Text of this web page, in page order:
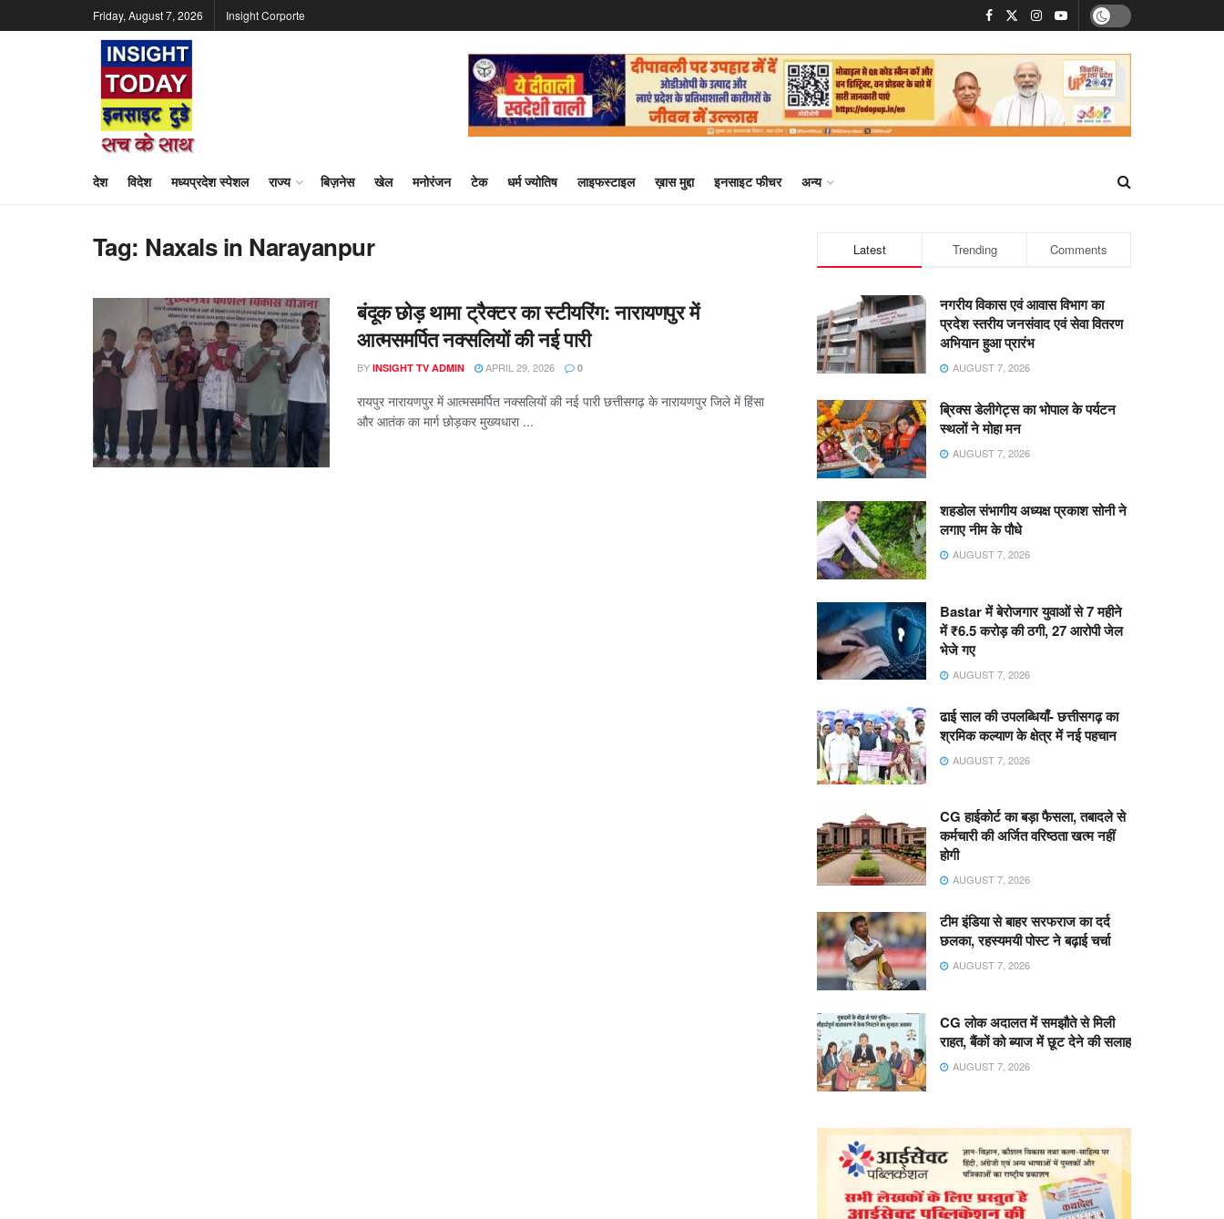
Friday, August 7, 2026 Insight Corporte
देश विदेश मध्यप्रदेश स्पेशल राज्य बिज़नेस खेल मनोरंजन टेक धर्म ज्योतिष लाइफस्टाइल ख़ास मुद्दा इनसाइट फीचर अन्य
Tag: Naxals in Narayanpur
बंदूक छोड़ थामा ट्रैक्टर का स्टीयरिंग: नारायणपुर में
आत्मसमर्पित नक्सलियों की नई पारी
BY INSIGHT TV ADMIN APRIL 29, 2026 0
​रायपुर नारायणपुर में आत्मसमर्पित नक्सलियों की नई पारी छत्तीसगढ़ के नारायणपुर जिले में हिंसा
और आतंक का मार्ग छोड़कर मुख्यधारा ...
Latest Trending Comments
नगरीय विकास एवं आवास विभाग का
प्रदेश स्तरीय जनसंवाद एवं सेवा वितरण
अभियान हुआ प्रारंभ
AUGUST 7, 2026
ब्रिक्स डेलीगेट्स का भोपाल के पर्यटन
स्थलों ने मोहा मन
AUGUST 7, 2026
शहडोल संभागीय अध्यक्ष प्रकाश सोनी ने
लगाए नीम के पौधे
AUGUST 7, 2026
Bastar में बेरोजगार युवाओं से 7 महीने
में ₹6.5 करोड़ की ठगी, 27 आरोपी जेल
भेजे गए
AUGUST 7, 2026
ढाई साल की उपलब्धियाँ- छत्तीसगढ़ का
श्रमिक कल्याण के क्षेत्र में नई पहचान
AUGUST 7, 2026
CG हाईकोर्ट का बड़ा फैसला, तबादले से
कर्मचारी की अर्जित वरिष्ठता खत्म नहीं
होगी
AUGUST 7, 2026
टीम इंडिया से बाहर सरफराज का दर्द
छलका, रहस्यमयी पोस्ट ने बढ़ाई चर्चा
AUGUST 7, 2026
CG लोक अदालत में समझौते से मिली
राहत, बैंकों को ब्याज में छूट देने की सलाह
AUGUST 7, 2026